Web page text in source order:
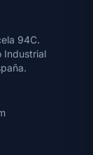
94C.
Industrial